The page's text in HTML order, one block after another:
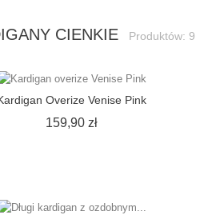
CIENKIE Produktów: 9
Overize Venise Pink
159,90 złCena